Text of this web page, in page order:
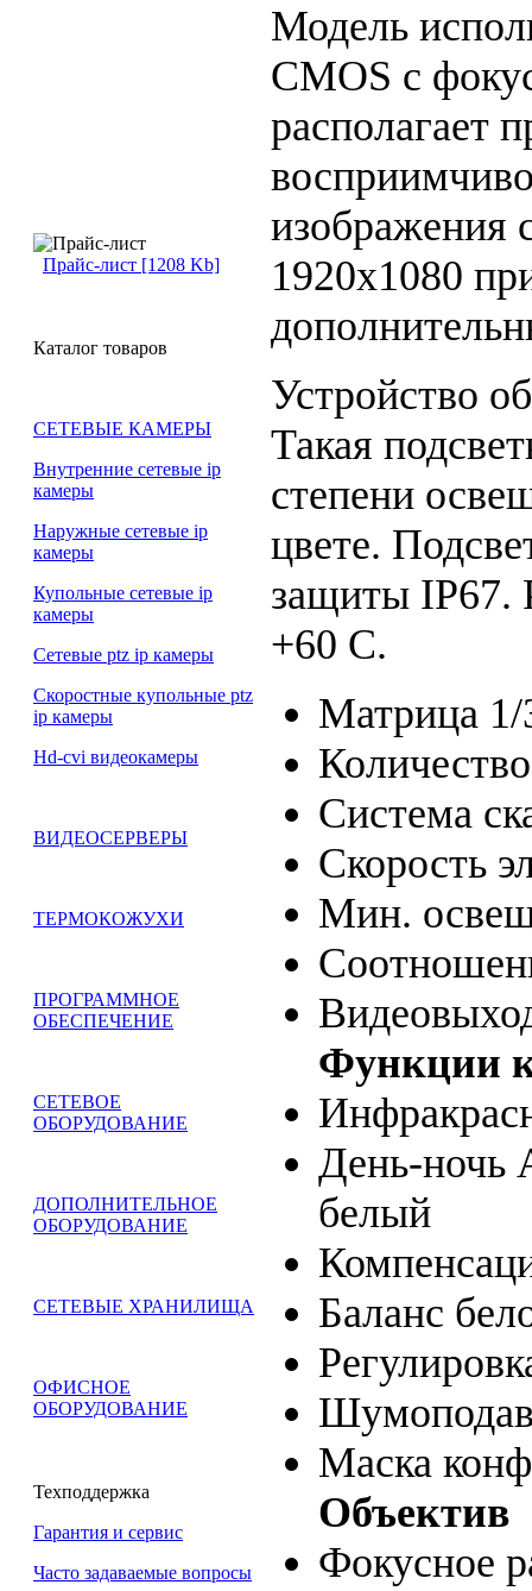
Прайс-лист [1208 Kb]
Каталог товаров
СЕТЕВЫЕ КАМЕРЫ
Внутренние сетевые ip
камеры
Наружные сетевые ip
камеры
Купольные сетевые ip
камеры
Сетевые ptz ip камеры
Скоростные купольные ptz
ip камеры
Hd-cvi видеокамеры
ВИДЕОСЕРВЕРЫ
ТЕРМОКОЖУХИ
ПРОГРАММНОЕ
ОБЕСПЕЧЕНИЕ
СЕТЕВОЕ
ОБОРУДОВАНИЕ
ДОПОЛНИТЕЛЬНОЕ
ОБОРУДОВАНИЕ
СЕТЕВЫЕ ХРАНИЛИЩА
ОФИСНОЕ
ОБОРУДОВАНИЕ
Техподдержка
Гарантия и сервис
Часто задаваемые вопросы
Модель
CMOS с
располагает
изображения
1920x1080
Устройство
Такая
степени
цвете.
защиты IP67.
+60 C.
Матрица 1/
Система
Скорость
Мин.
Функции
День-ночь
белый
Баланс
Маска
Объектив
Фокусное